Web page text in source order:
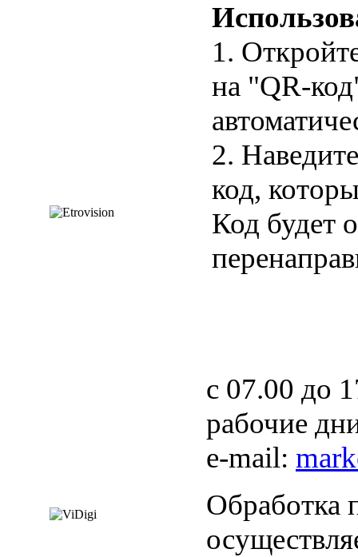
1.
на "QR-
2.
код,
Код будет
с 07.00 до
рабочие
e-mail:
Обработка